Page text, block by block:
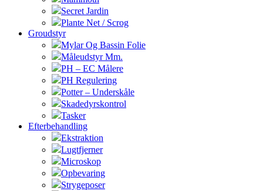
Secret Jardin
Plante Net / Scrog
Groudstyr
Mylar Og Bassin Folie
Måleudstyr Mm.
PH – EC Målere
PH Regulering
Potter – Underskåle
Skadedyrskontrol
Tasker
Efterbehandling
Ekstraktion
Lugtfjerner
Microskop
Opbevaring
Strygeposer